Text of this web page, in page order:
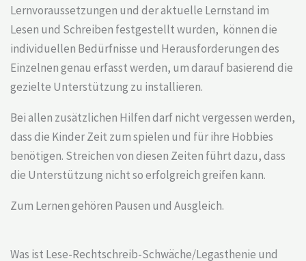
Lernvoraussetzungen und der aktuelle Lernstand im
Lesen und Schreiben festgestellt wurden, können die
individuellen Bedürfnisse und Herausforderungen des
Einzelnen genau erfasst werden, um darauf basierend die
gezielte Unterstützung zu installieren.
Bei allen zusätzlichen Hilfen darf nicht vergessen werden,
dass die Kinder Zeit zum spielen und für ihre Hobbies
benötigen. Streichen von diesen Zeiten führt dazu, dass
die Unterstützung nicht so erfolgreich greifen kann.
Zum Lernen gehören Pausen und Ausgleich.
Was ist Lese-Rechtschreib-Schwäche/Legasthenie und